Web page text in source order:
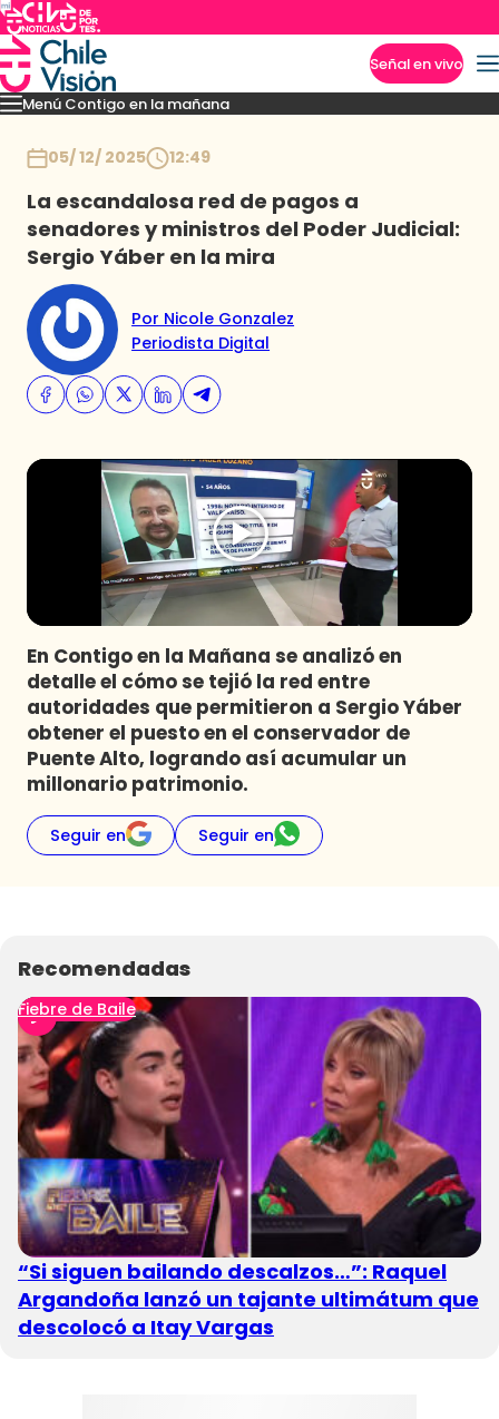
Señal en vivo
Menú Contigo en la mañana
MomentosReportajesDenunciasPolicialPolíticaEspectáculo
05/ 12/ 2025 12:49
La escandalosa red de pagos a
senadores y ministros del Poder Judicial:
Sergio Yáber en la mira
Por Nicole Gonzalez
Periodista Digital
En Contigo en la Mañana se analizó en
detalle el cómo se tejió la red entre
autoridades que permitieron a Sergio Yáber
obtener el puesto en el conservador de
Puente Alto, logrando así acumular un
millonario patrimonio.
Seguir en Seguir en
Recomendadas
Fiebre de Baile
“Si siguen bailando descalzos…”: Raquel
Argandoña lanzó un tajante ultimátum que
descolocó a Itay Vargas
Imperdibles
Programas
Club De La Comedia
Contigo en Directo
Plan Perfecto
El Tiempo
Sabingo
Todos Los Programas